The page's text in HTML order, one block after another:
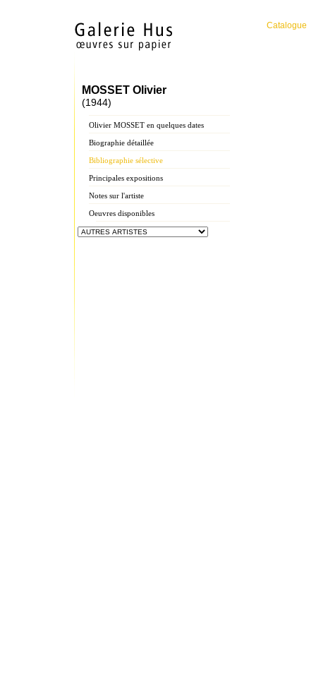
Catalogue
MOSSET Olivier
(1944)
Olivier MOSSET en quelques dates
Biographie détaillée
Bibliographie sélective
Principales expositions
Notes sur l'artiste
Oeuvres disponibles